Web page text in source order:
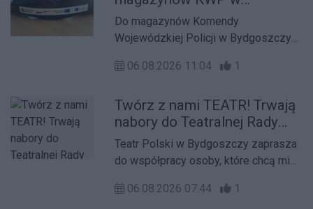
Bydgoszczy. We wrześniu
ruszy akcja ich
przekazywania
Do magazynów Komendy
Wojewódzkiej Policji w Bydgoszczy
(5.08.2026) dostawa 3 440 kasków
realizacji porozumienia podpisanego
1 lipca 2026 roku przez Komendanta
Wojewódzkiego Policji w Bydgoszczy
nadinsp. Jakuba Gorczyńskiego oraz
Oświaty Grażynę Dziedzic.
06.08.2026 11:04 1
Twórz z nami TEATR! Trwają
nabory do Teatralnej Rady
Widzów i Widzek oraz
wolontariatu przy Teatrze
Polskim w Bydgoszczy
Teatr Polski w Bydgoszczy zaprasza
do współpracy osoby, które chcą mieć
instytucji. Do 31 sierpnia br. trwa nabór
06.08.2026 07:44 1